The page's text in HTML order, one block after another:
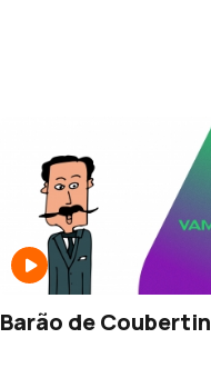
Barão de Coubertin